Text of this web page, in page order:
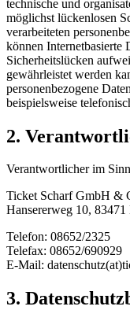
technische und
möglichst lückenlosen
verarbeiteten
können Internetbasierte
Sicherheitslücken
gewährleistet werden
personenbezogene
beispielsweise
2.
Verantwortlicher im
Ticket Scharf GmbH &
Hansererweg 10, 83471
Telefon: 08652/2325
Telefax: 08652/690929
E-Mail:
3.